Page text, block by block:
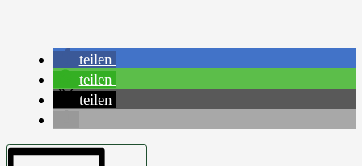
teilen
teilen
teilen